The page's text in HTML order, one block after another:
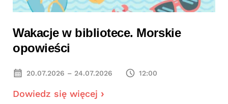
Wakacje w bibliotece. Morskie
opowieści
20.07.2026 – 24.07.2026 12:00
Dowiedz się więcej